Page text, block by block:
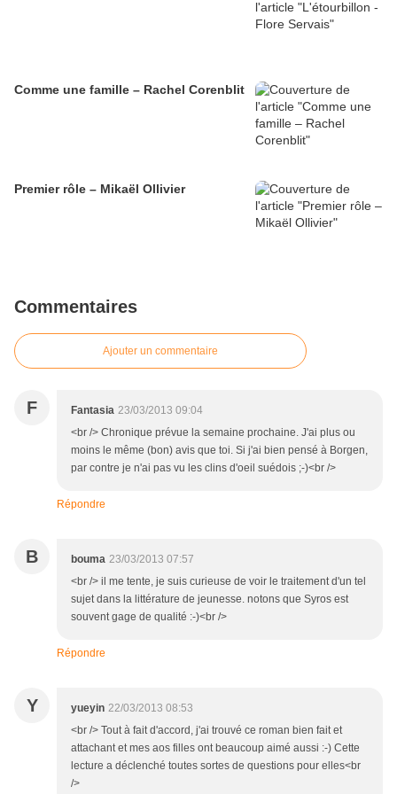
Comme une famille – Rachel Corenblit
Premier rôle – Mikaël Ollivier
Commentaires
Ajouter un commentaire
F Fantasia 23/03/2013 09:04
<br /> Chronique prévue la semaine prochaine. J'ai plus ou
moins le même (bon) avis que toi. Si j'ai bien pensé à Borgen,
par contre je n'ai pas vu les clins d'oeil suédois ;-)<br />
Répondre
B bouma 23/03/2013 07:57
<br /> il me tente, je suis curieuse de voir le traitement d'un tel
sujet dans la littérature de jeunesse. notons que Syros est
souvent gage de qualité :-)<br />
Répondre
Y yueyin 22/03/2013 08:53
<br /> Tout à fait d'accord, j'ai trouvé ce roman bien fait et
attachant et mes aos filles ont beaucoup aimé aussi :-) Cette
lecture a déclenché toutes sortes de questions pour elles<br
/>